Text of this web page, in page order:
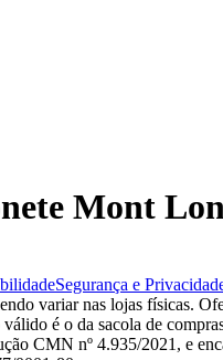
Mont
Segurança e
variar nas lojas físicas.
é o da sacola de
CMN nº 4.935/2021, e